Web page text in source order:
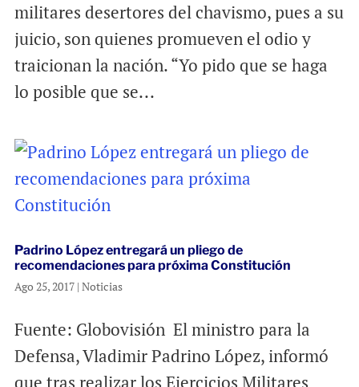
militares desertores del chavismo, pues a su
juicio, son quienes promueven el odio y
traicionan la nación. “Yo pido que se haga
lo posible que se...
Padrino López entregará un pliego de
recomendaciones para próxima Constitución
Ago 25, 2017| Noticias
Fuente: Globovisión El ministro para la
Defensa, Vladimir Padrino López, informó
que tras realizar los Ejercicios Militares